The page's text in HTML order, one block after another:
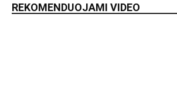
REKOMENDUOJAMI VIDEO